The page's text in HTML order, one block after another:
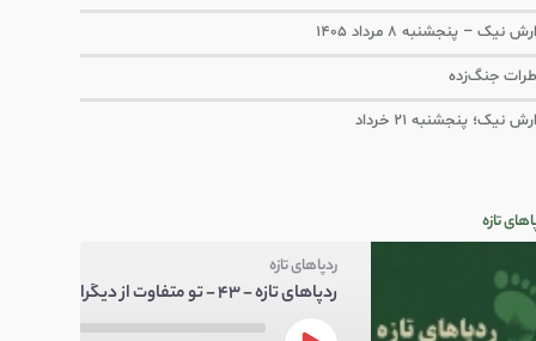
نیک – پنجشنبه ۸ مرداد ۱۴۰۵
جنگ‌‌زده
نیک؛ پنجشنبه ۲۱ خرداد
تازه
ردپاهای تازه